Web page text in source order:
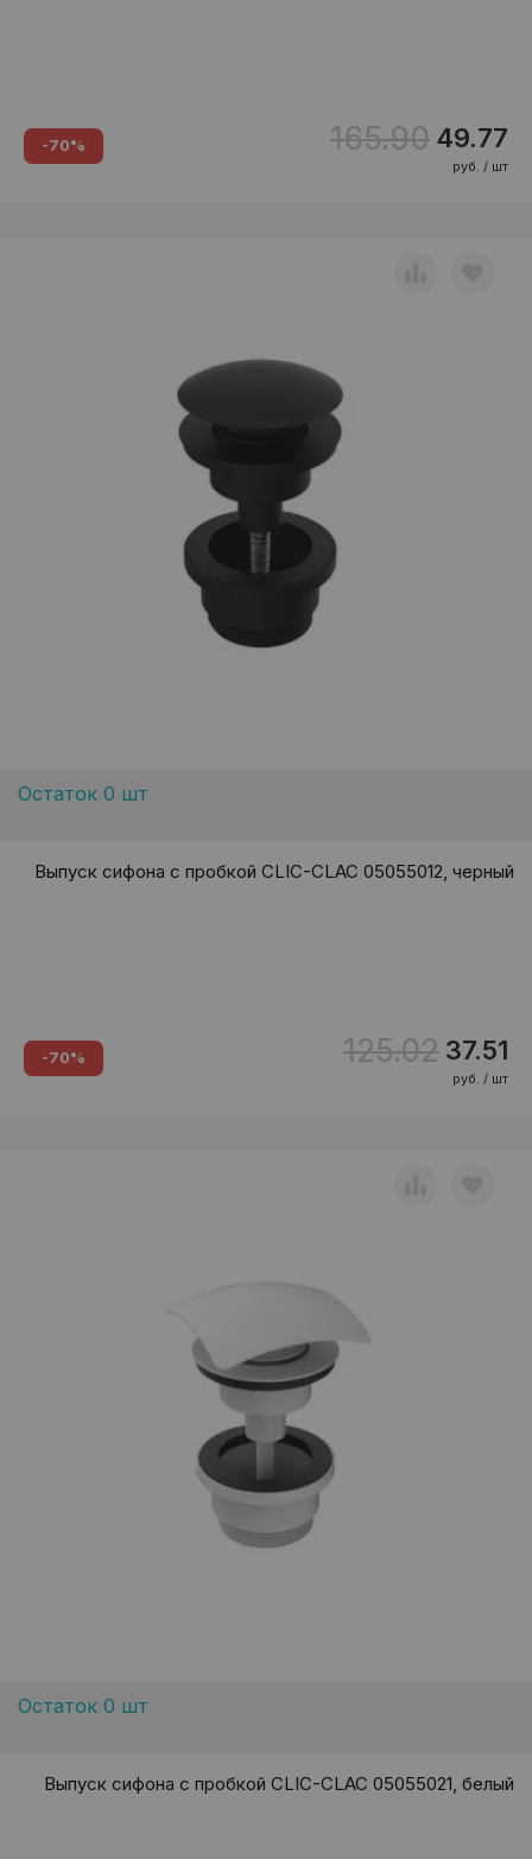
-70% 165.90 49.77
руб. / шт
Остаток 0 шт
Выпуск сифона с пробкой CLIC-CLAC 05055012, черный
-70% 125.02 37.51
руб. / шт
Остаток 0 шт
Выпуск сифона с пробкой CLIC-CLAC 05055021, белый